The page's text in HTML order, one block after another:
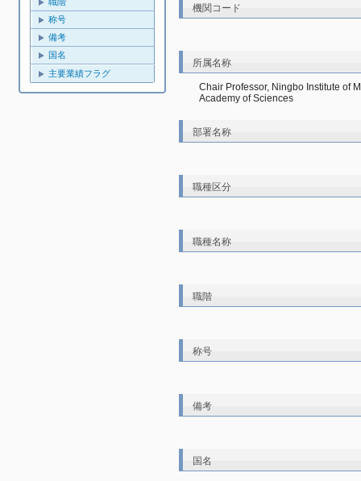
称号
備考
国名
主要業績フラグ
機関コード
所属名称
Chair Professor, Ningbo Institute of
Academy of Sciences
部署名称
職種区分
職種名称
職階
称号
備考
国名